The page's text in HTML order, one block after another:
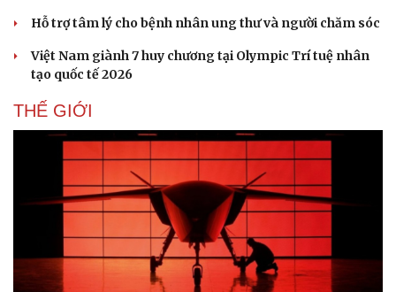
Âm nhạc
Sao Việt
Hỗ trợ tâm lý cho bệnh nhân ung thư và người chăm sóc
Việt Nam giành 7 huy chương tại Olympic Trí tuệ nhân
tạo quốc tế 2026
THẾ GIỚI